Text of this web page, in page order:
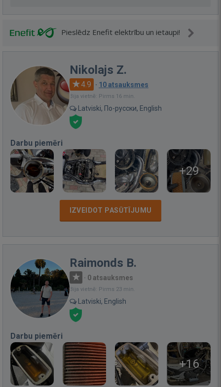
Pieslēdz Enefit elektrību un ietaupi!
Nikolajs Z.
4.9 · 10 atsauksmes
Bija vietnē: Pirms 16 min.
Latviski, По-русски, English
Darbu piemēri
+29
IZVEIDOT PASŪTĪJUMU
Raimonds B.
· 0 atsauksmes
Bija vietnē: Pirms 23 min.
Latviski, English
Darbu piemēri
+16